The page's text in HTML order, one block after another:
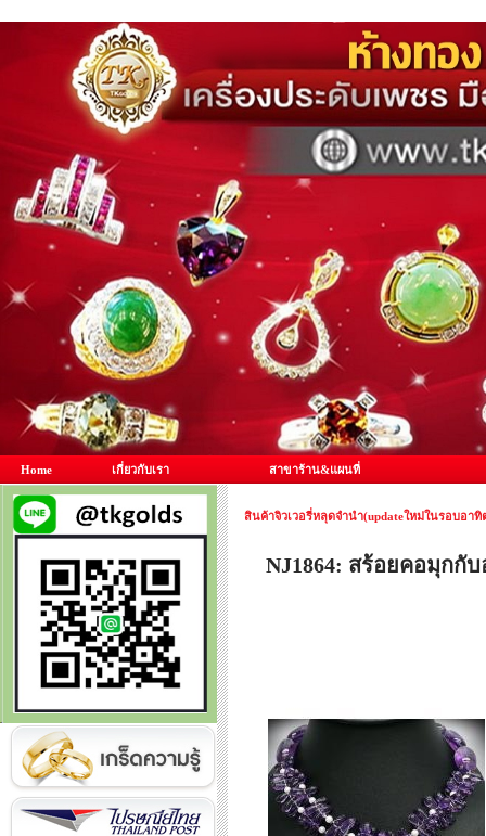
Home เกี่ยวกับเรา สาขาร้าน&แผนที่
สินค้าจิวเวอรี่หลุดจำนำ(updateใหม่ในรอบอาทิ
NJ1864: สร้อยคอมุกกั